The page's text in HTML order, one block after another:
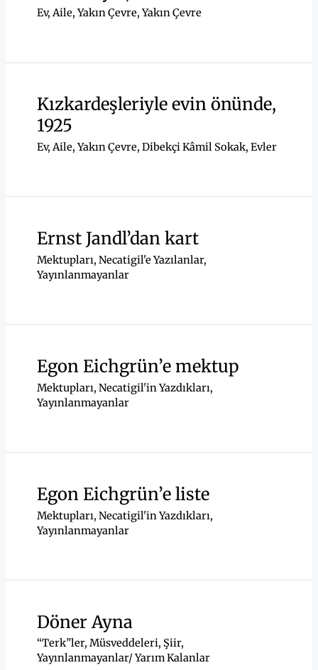
Ev, Aile, Yakın Çevre,Yakın Çevre
Kızkardeşleriyle evin önünde,
1925
Ev, Aile, Yakın Çevre, Dibekçi Kâmil Sokak, Evler
Ernst Jandl’dan kart
Mektupları, Necatigil'e Yazılanlar,
Yayınlanmayanlar
Egon Eichgrün’e mektup
Mektupları, Necatigil'in Yazdıkları,
Yayınlanmayanlar
Egon Eichgrün’e liste
Mektupları, Necatigil'in Yazdıkları,
Yayınlanmayanlar
Döner Ayna
“Terk”ler, Müsveddeleri, Şiir,
Yayınlanmayanlar/ Yarım Kalanlar